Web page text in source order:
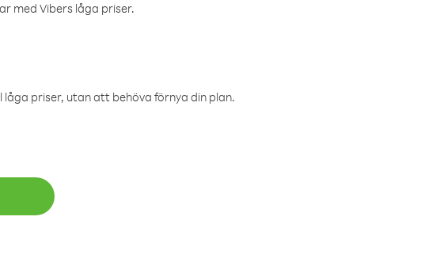
med Vibers låga priser.
priser, utan att behöva förnya din plan.